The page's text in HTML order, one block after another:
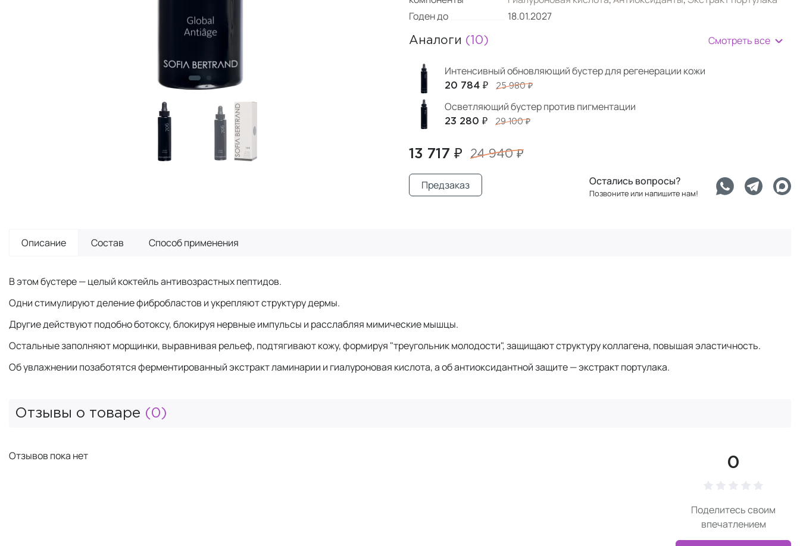
Годен до
18.01.2027
Аналоги (10) Смотреть все
Интенсивный обновляющий бустер для регенерации кожи
20 784 ₽ 25 980 ₽
Осветляющий бустер против пигментации
23 280 ₽ 29 100 ₽
13 717 ₽ 24 940 ₽
Предзаказ Остались вопросы?
Позвоните или напишите нам!
Описание Состав Способ применения
В этом бустере — целый коктейль антивозрастных пептидов.
Одни стимулируют деление фибробластов и укрепляют структуру дермы.
Другие действуют подобно ботоксу, блокируя нервные импульсы и расслабляя мимические мышцы.
Остальные заполняют морщинки, выравнивая рельеф, подтягивают кожу, формируя "треугольник молодости", защищают структуру коллагена, повышая эластичность.
Об увлажнении позаботятся ферментированный экстракт ламинарии и гиалуроновая кислота, а об антиоксидантной защите — экстракт портулака.
Отзывы о товаре (0)
0
Поделитесь своим
впечатлением
Отзывов пока нет